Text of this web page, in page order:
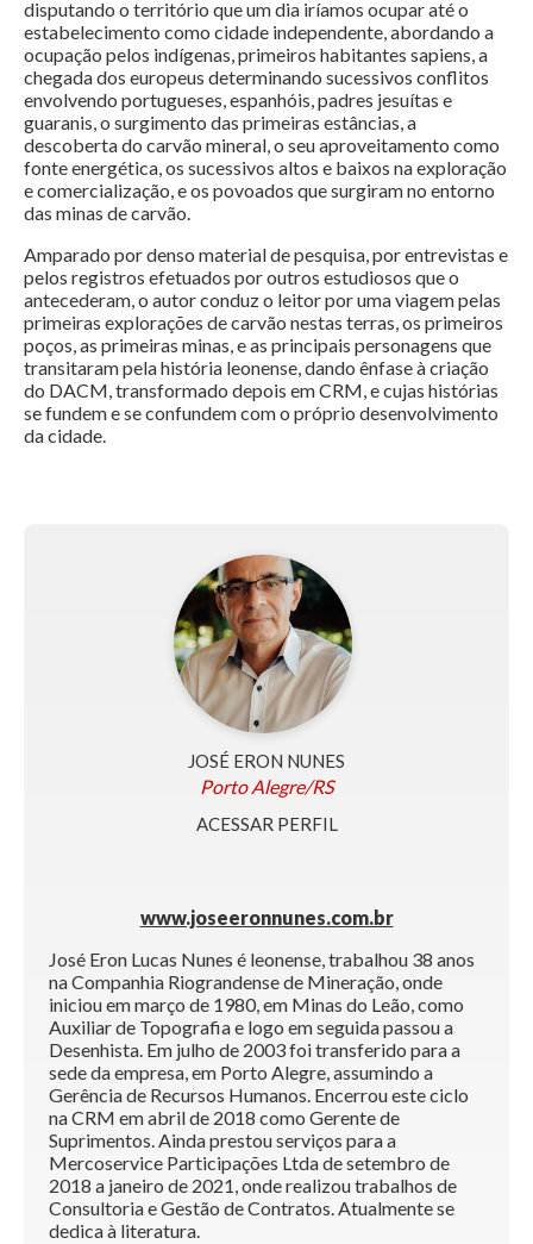
disputando o território que um dia iríamos ocupar até o
estabelecimento como cidade independente, abordando a
ocupação pelos indígenas, primeiros habitantes sapiens, a
chegada dos europeus determinando sucessivos conflitos
envolvendo portugueses, espanhóis, padres jesuítas e
guaranis, o surgimento das primeiras estâncias, a
descoberta do carvão mineral, o seu aproveitamento como
fonte energética, os sucessivos altos e baixos na exploração
e comercialização, e os povoados que surgiram no entorno
das minas de carvão.
Amparado por denso material de pesquisa, por entrevistas e
pelos registros efetuados por outros estudiosos que o
antecederam, o autor conduz o leitor por uma viagem pelas
primeiras explorações de carvão nestas terras, os primeiros
poços, as primeiras minas, e as principais personagens que
transitaram pela história leonense, dando ênfase à criação
do DACM, transformado depois em CRM, e cujas histórias
se fundem e se confundem com o próprio desenvolvimento
da cidade.
JOSÉ ERON NUNES
Porto Alegre/RS
ACESSAR PERFIL
www.joseeronnunes.com.br
José Eron Lucas Nunes é leonense, trabalhou 38 anos
na Companhia Riograndense de Mineração, onde
iniciou em março de 1980, em Minas do Leão, como
Auxiliar de Topografia e logo em seguida passou a
Desenhista. Em julho de 2003 foi transferido para a
sede da empresa, em Porto Alegre, assumindo a
Gerência de Recursos Humanos. Encerrou este ciclo
na CRM em abril de 2018 como Gerente de
Suprimentos. Ainda prestou serviços para a
Mercoservice Participações Ltda de setembro de
2018 a janeiro de 2021, onde realizou trabalhos de
Consultoria e Gestão de Contratos. Atualmente se
dedica à literatura.